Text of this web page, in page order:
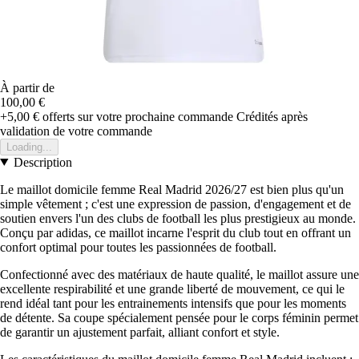
À partir de
100,00 €
+5,00 € offerts sur votre prochaine commande Crédités après
validation de votre commande
Loading...
Description
Le maillot domicile femme Real Madrid 2026/27 est bien plus qu'un
simple vêtement ; c'est une expression de passion, d'engagement et de
soutien envers l'un des clubs de football les plus prestigieux au monde.
Conçu par adidas, ce maillot incarne l'esprit du club tout en offrant un
confort optimal pour toutes les passionnées de football.
Confectionné avec des matériaux de haute qualité, le maillot assure une
excellente respirabilité et une grande liberté de mouvement, ce qui le
rend idéal tant pour les entrainements intensifs que pour les moments
de détente. Sa coupe spécialement pensée pour le corps féminin permet
de garantir un ajustement parfait, alliant confort et style.